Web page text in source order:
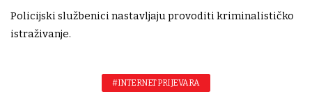
Policijski službenici nastavljaju provoditi kriminalističko
istraživanje.
#INTERNET PRIJEVARA